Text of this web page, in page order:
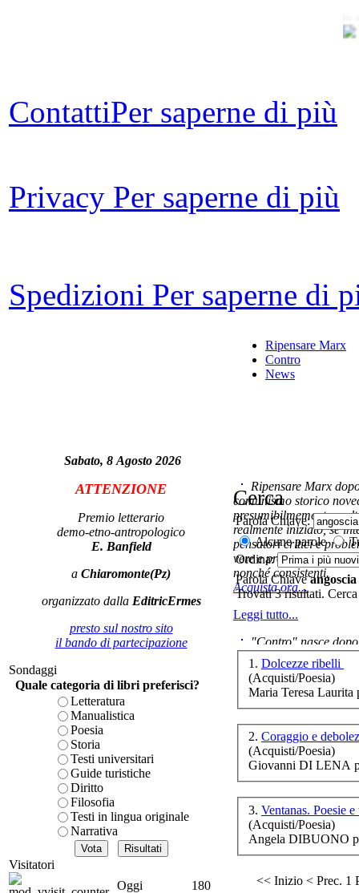
ContattiPer saperne di più
Privacy Per saperne di più
Spedizioni Per saperne di
Sabato, 8 Agosto 2026
ATTENZIONE
Premio letterario
demo-etno-antropologico
E. Banfield
a Chiaromonte(Pz)
organizzato dalla EditricErmes
presto sul nostro sito
il bando di partecipazione
Sondaggi
Quale categoria di libri preferisci?
Letteratura
Manualistica
Poesia
Storia
Testi universitari
Guide turistiche
Diritto
Filosofia
Testi in lingua originale
Narrativa
Visitatori
Oggi
180
Ripensare Marx
Contro
News
Ripensare Marx
comunismo storico
presumibilmemente
realmente iniziato, se
pensatori critici e
vere e proprie correnti
nonché consistenti.
Acquista ora...
Leggi tutto...
"Contro" nasce
cominciato con la
ripensaremarx. i saggi
questa collaborazione
è teorica, sempre però
presente fase.
Acquista ora...
A feed could not be
http://www.lastampa.it/
Cerca
Parola Chiave:
Alcune parole
Ordina:
Parola Chiaveangoscia
Trovati 3 risultati.
1. Dolcezze ribelli
(Acquisti/Poesia)
Maria Teresa Laurita
2. Coraggio e
(Acquisti/Poesia)
Giovanni DI LENA
3. Ventanas. Poesie
(Acquisti/Poesia)
Angela DIBUONO
<< Inizio < Prec. 1